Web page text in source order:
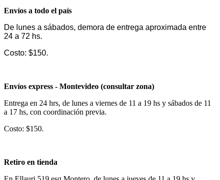
Envíos a todo el país
De lunes a sábados, demora de entrega aproximada entre
24 a 72 hs.
Costo: $150.
Envíos express - Montevideo (consultar zona)
Entrega en 24 hrs, de lunes a viernes de 11 a 19 hs y sábados de 11
a 17 hs, con coordinación previa.
Costo: $150.
Retiro en tienda